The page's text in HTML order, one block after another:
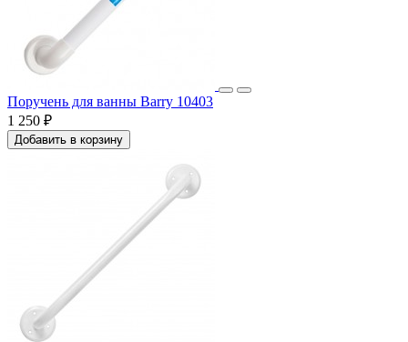
Поручень для ванны Barry 10403
1 250 ₽
Добавить в корзину